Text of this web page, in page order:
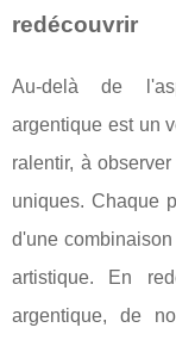
redécouvrir
Au-delà de
argentique est un
ralentir, à
uniques. Chaque
d'une
artistique. En
argentique, de